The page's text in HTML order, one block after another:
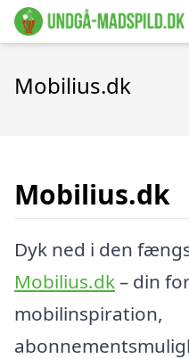
Mobilius.dk
Mobilius.dk
Dyk ned i den
Mobilius.dk– din
mobilinspiration,